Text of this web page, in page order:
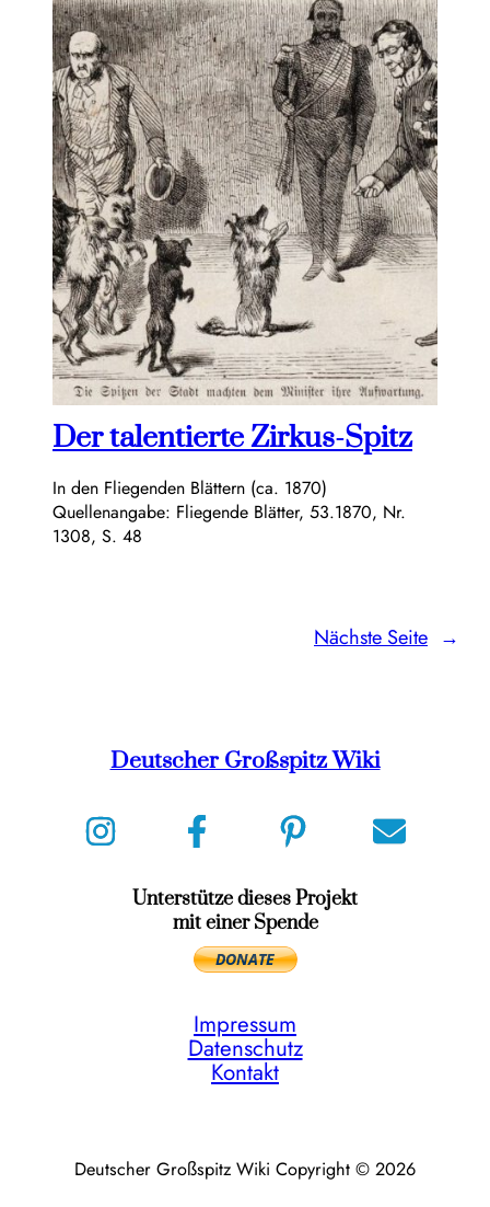
Der talentierte Zirkus-Spitz
In den Fliegenden Blättern (ca. 1870)
Quellenangabe: Fliegende Blätter, 53.1870, Nr.
1308, S. 48
Nächste Seite →
Deutscher Großspitz Wiki
Unterstütze dieses Projekt
mit einer Spende
Impressum
Datenschutz
Kontakt
Deutscher Großspitz Wiki Copyright © 2026